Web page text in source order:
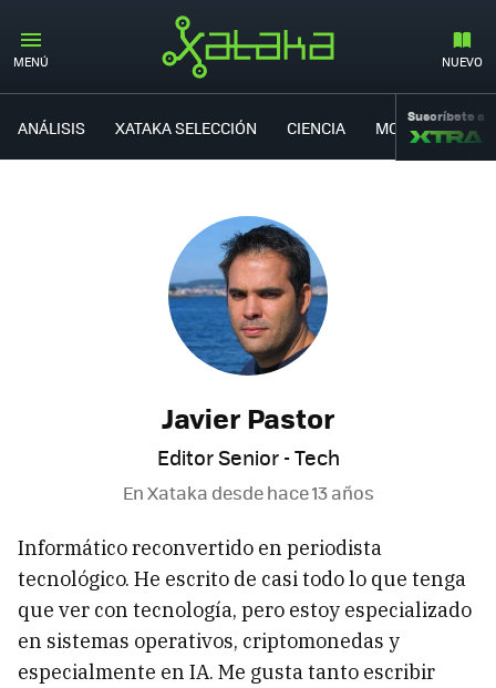
MENÚ NUEVO
ANÁLISIS XATAKA SELECCIÓN CIENCIA MOVILIDAD
Suscríbete a
Javier Pastor
Editor Senior - Tech
En Xataka desdehace 13 años
Informático reconvertido en periodista
tecnológico. He escrito de casi todo lo que tenga
que ver con tecnología, pero estoy especializado
en sistemas operativos, criptomonedas y
especialmente en IA. Me gusta tanto escribir